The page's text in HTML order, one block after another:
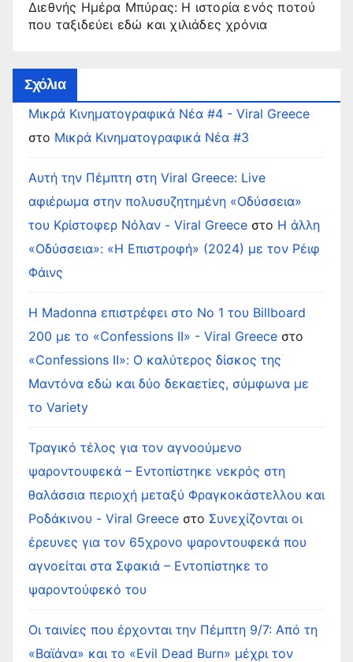
Διεθνής Ημέρα Μπύρας: Η ιστορία ενός ποτού
που ταξιδεύει εδώ και χιλιάδες χρόνια
Σχόλια
Μικρά Κινηματογραφικά Νέα #4 - Viral Greece
στο Μικρά Κινηματογραφικά Νέα #3
Αυτή την Πέμπτη στη Viral Greece: Live
αφιέρωμα στην πολυσυζητημένη «Οδύσσεια»
του Κρίστοφερ Νόλαν - Viral Greece στο Η άλλη
«Οδύσσεια»: «Η Επιστροφή» (2024) με τον Ρέιφ
Φάινς
Η Madonna επιστρέφει στο Νο 1 του Billboard
200 με το «Confessions II» - Viral Greece στο
«Confessions II»: Ο καλύτερος δίσκος της
Μαντόνα εδώ και δύο δεκαετίες, σύμφωνα με
το Variety
Τραγικό τέλος για τον αγνοούμενο
ψαροντουφεκά – Εντοπίστηκε νεκρός στη
θαλάσσια περιοχή μεταξύ Φραγκοκάστελλου και
Ροδάκινου - Viral Greece στο Συνεχίζονται οι
έρευνες για τον 65χρονο ψαροντουφεκά που
αγνοείται στα Σφακιά – Εντοπίστηκε το
ψαροντούφεκό του
Οι ταινίες που έρχονται την Πέμπτη 9/7: Από τη
«Βαϊάνα» και το «Evil Dead Burn» μέχρι τον